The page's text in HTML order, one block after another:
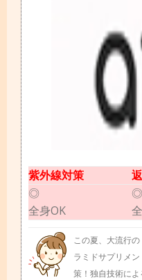
紫外線対策
◎
全身OK
◎
この夏、大流行
ラミドサプリメ
策！独自技術に